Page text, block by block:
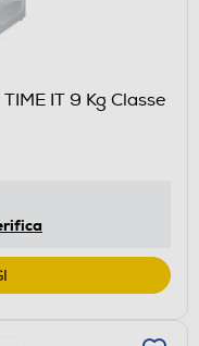
IT 9 Kg Classe